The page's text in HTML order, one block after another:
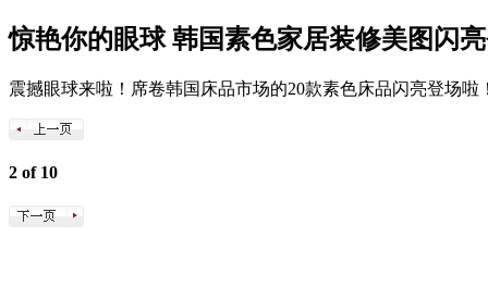
惊艳你的眼球 韩国素色家居装修美图闪
震撼眼球来啦！席卷韩国床品市场的20款素色床品闪亮登场
2 of 10